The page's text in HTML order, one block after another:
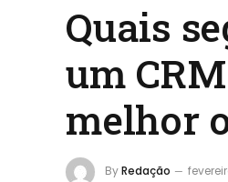
Quais
um
melhor
ByRedação